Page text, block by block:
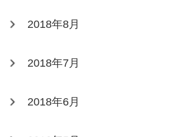
2018年8月
2018年7月
2018年6月